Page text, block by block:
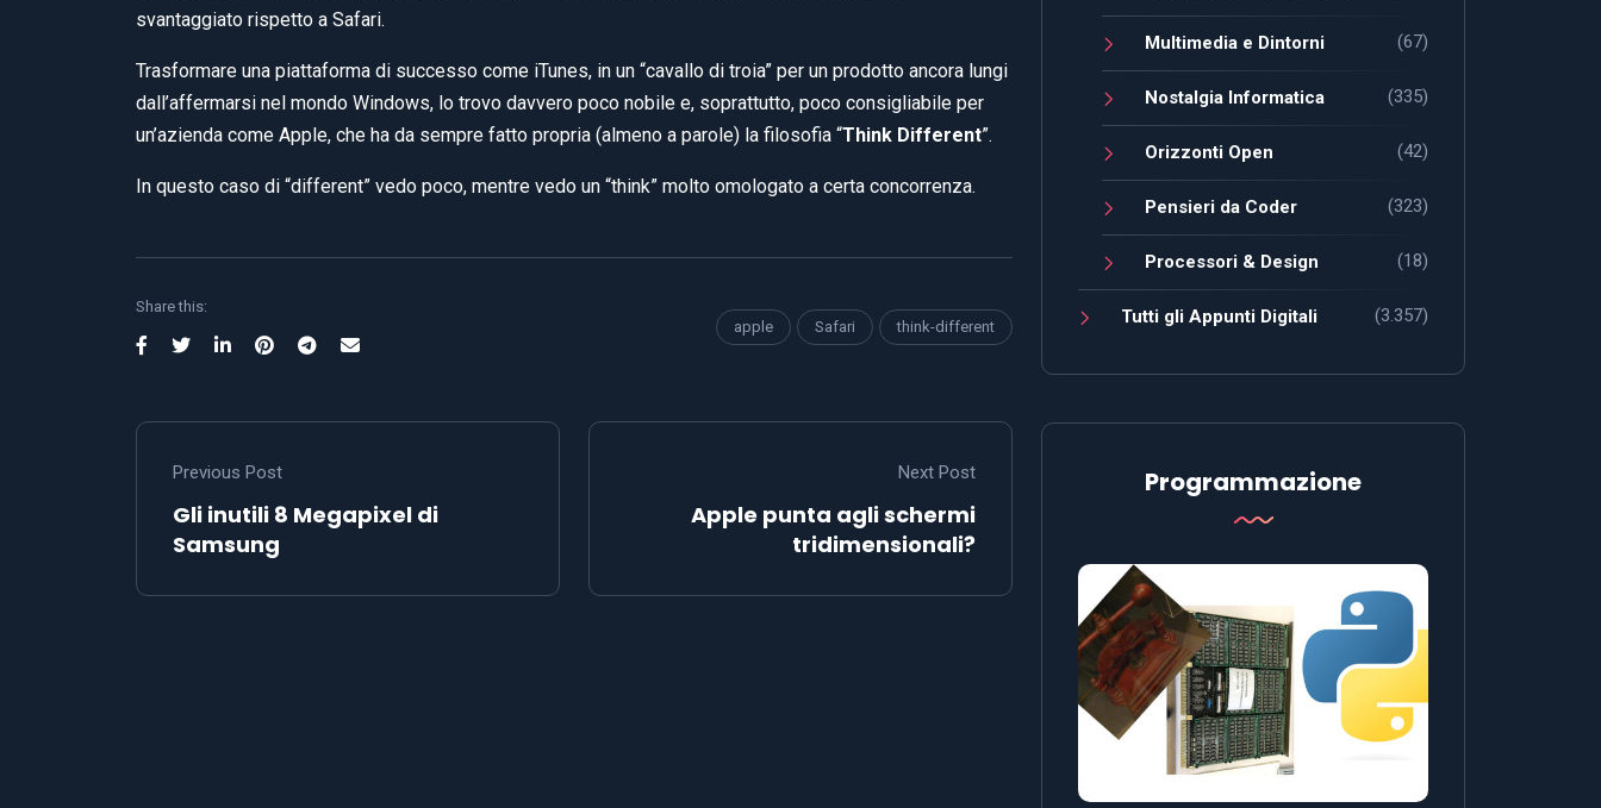
svantaggiato rispetto a Safari.
Trasformare una piattaforma di successo come iTunes, in un “cavallo di troia” per un prodotto ancora lungi
dall’affermarsi nel mondo Windows, lo trovo davvero poco nobile e, soprattutto, poco consigliabile per
un’azienda come Apple, che ha da sempre fatto propria (almeno a parole) la filosofia “Think Different”.
In questo caso di “different” vedo poco, mentre vedo un “think” molto omologato a certa concorrenza.
Share this:
apple
Safari think-different
Previous Post
Gli inutili 8 Megapixel di
Samsung
Next Post
Apple punta agli schermi
tridimensionali?
Multimedia e Dintorni (67)
Nostalgia Informatica (335)
Orizzonti Open (42)
Pensieri da Coder (323)
Processori & Design (18)
Tutti gli Appunti Digitali (3.357)
Programmazione